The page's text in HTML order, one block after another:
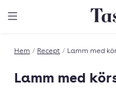
Till
Hem / Recept / Lamm med
Lamm med